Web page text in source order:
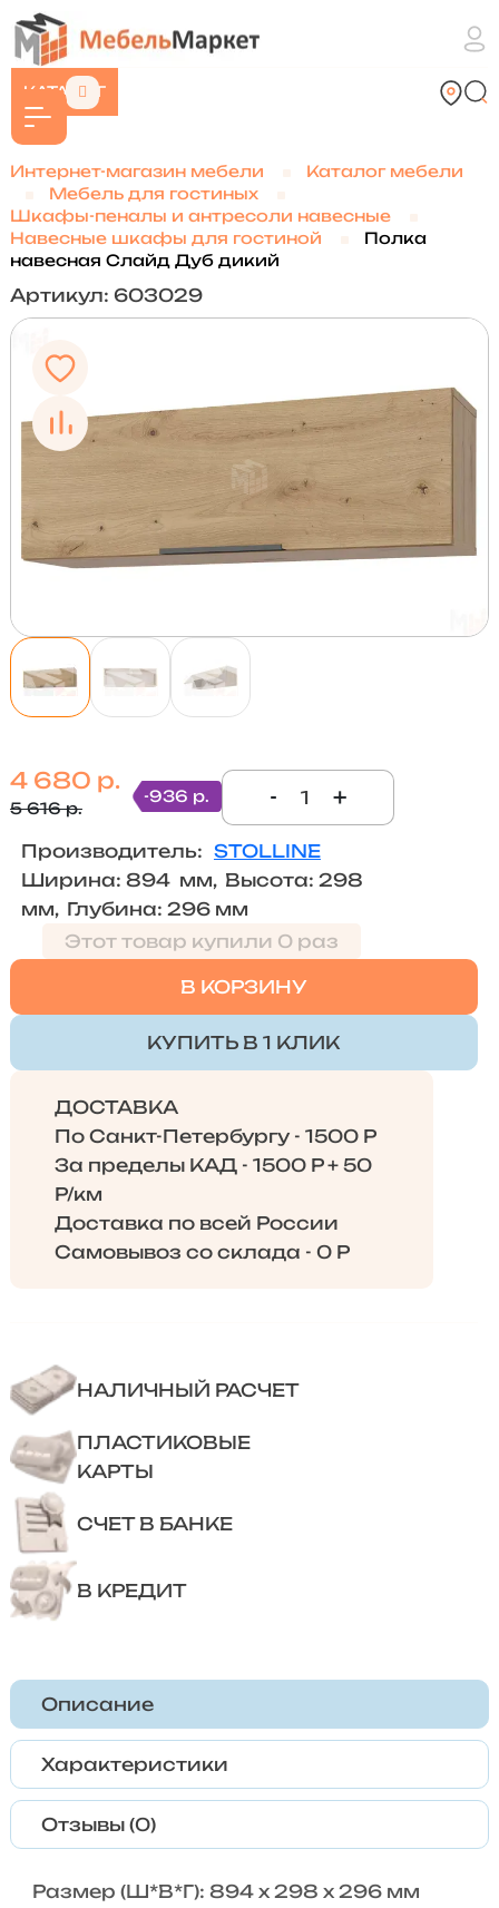
КАТАЛОГ
Интернет-магазин мебели
Каталог мебели
Мебель для гостиных
Шкафы-пеналы и антресоли навесные
Навесные шкафы для гостиной
Полка
навесная Слайд Дуб дикий
Артикул: 603029
4 680 р.
5 616 р.
-936 р. - +
Производитель: STOLLINE
Ширина: 894 мм, Высота: 298
мм, Глубина: 296 мм
Этот товар купили 0 раз
В КОРЗИНУ
КУПИТЬ В 1 КЛИК
ДОСТАВКА
По Санкт-Петербургу - 1500 Р
За пределы КАД - 1500 Р + 50
Р/км
Доставка по всей России
Самовывоз со склада - 0 Р
НАЛИЧНЫЙ РАСЧЕТ
ПЛАСТИКОВЫЕ
КАРТЫ
СЧЕТ В БАНКЕ
В КРЕДИТ
Описание
Характеристики
Отзывы (0)
Размер (Ш*В*Г): 894 x 298 x 296 мм